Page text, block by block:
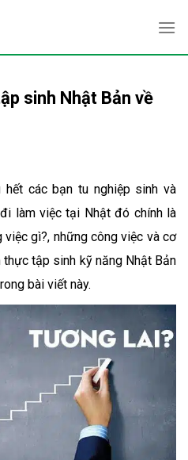
sinh Nhật Bản về
các bạn tu nghiệp sinh và
làm việc tại Nhật đó chính là
gì?, những công việc và cơ
tập sinh kỹ năng Nhật Bản
bài viết này.